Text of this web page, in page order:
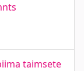
taimsete